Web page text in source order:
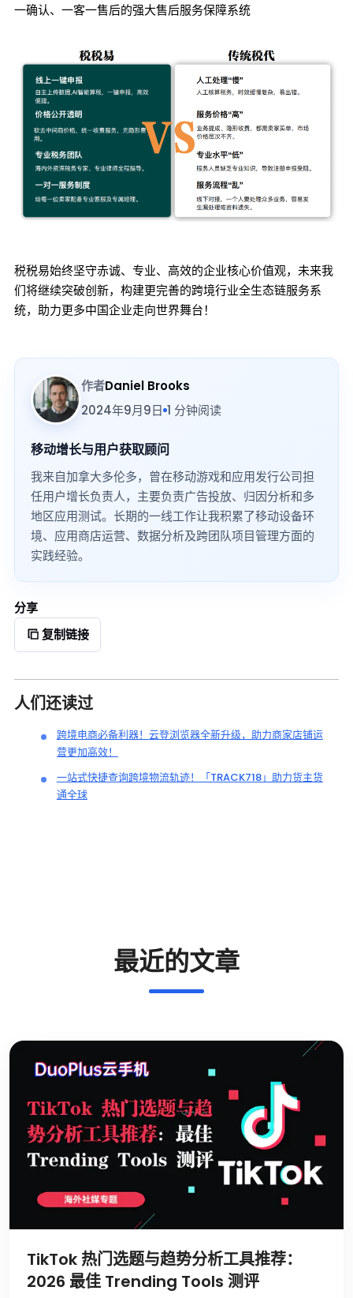
一确认、一客一售后的强大售后服务保障系统
税税易始终坚守赤诚、专业、高效的企业核心价值观，未来我
们将继续突破创新，构建更完善的跨境行业全生态链服务系
统，助力更多中国企业走向世界舞台！
作者Daniel Brooks
2024年9月9日 1 分钟阅读
移动增长与用户获取顾问
我来自加拿大多伦多，曾在移动游戏和应用发行公司担
任用户增长负责人，主要负责广告投放、归因分析和多
地区应用测试。长期的一线工作让我积累了移动设备环
境、应用商店运营、数据分析及跨团队项目管理方面的
实践经验。
分享
复制链接
人们还读过
跨境电商必备利器！云登浏览器全新升级，助力商家店铺运
营更加高效！
一站式快捷查询跨境物流轨迹！「TRACK718」助力货主货
通全球
最近的文章
TikTok 热门选题与趋势分析工具推荐：
2026 最佳 Trending Tools 测评